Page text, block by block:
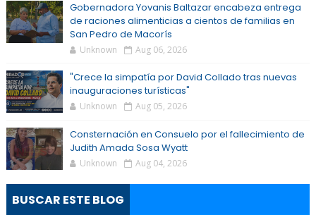
Gobernadora Yovanis Baltazar encabeza entrega
de raciones alimenticias a cientos de familias en
San Pedro de Macorís
Unknown Aug 06, 2026
"Crece la simpatía por David Collado tras nuevas
inauguraciones turísticas"
Unknown Aug 05, 2026
Consternación en Consuelo por el fallecimiento de
Judith Amada Sosa Wyatt
Unknown Aug 04, 2026
BUSCAR ESTE BLOG